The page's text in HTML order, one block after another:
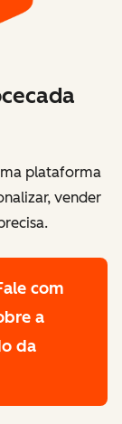
plataforma
vender
com
a
da